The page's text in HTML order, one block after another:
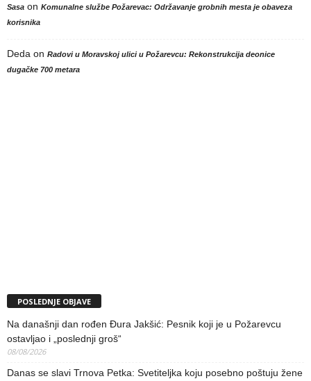
Sasa on Komunalne službe Požarevac: Održavanje grobnih mesta je obaveza
korisnika
Deda on Radovi u Moravskoj ulici u Požarevcu: Rekonstrukcija deonice
dugačke 700 metara
POSLEDNJE OBJAVE
Na današnji dan rođen Đura Jakšić: Pesnik koji je u Požarevcu
ostavljao i „poslednji groš“
08/08/2026
Danas se slavi Trnova Petka: Svetiteljka koju posebno poštuju žene